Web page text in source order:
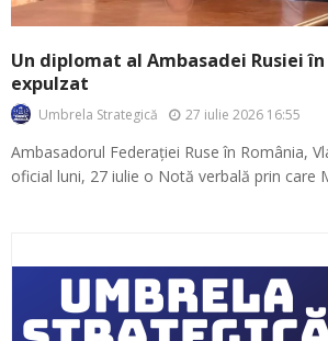
Un diplomat al Ambasadei Rusiei
expulzat
Umbrela Strategică 27 iulie 2026 16:55
Ambasadorul Federației Ruse în România,
oficial luni, 27 iulie o Notă verbală prin care